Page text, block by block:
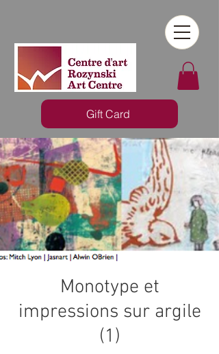
Gift Card
​Monotype et
impressions sur argile
(1)